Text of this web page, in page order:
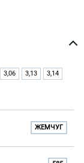
3,06 3,13 3,14
ЖЕМЧУГ